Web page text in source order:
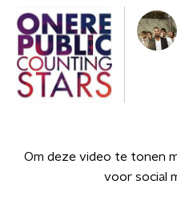
Om deze video te tonen
voor social